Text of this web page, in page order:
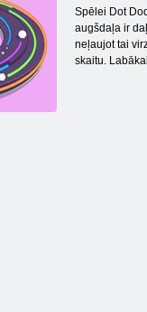
Spēlei Dot
augšdaļa ir
neļaujot tai
skaitu.